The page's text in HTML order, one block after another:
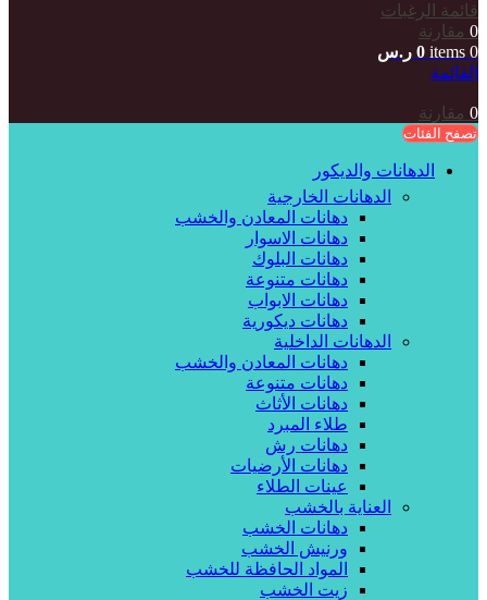
قائمة الرغبات
0 مقارنة
0
items
0 ر.س
القائمة
0 مقارنة
تصفح الفئات
الدهانات والديكور
الدهانات الخارجية
دهانات المعادن والخشب
دهانات الاسوار
دهانات البلوك
دهانات متنوعة
دهانات الابواب
دهانات ديكورية
الدهانات الداخلية
دهانات المعادن والخشب
دهانات متنوعة
دهانات الأثاث
طلاء المبرد
دهانات رش
دهانات الأرضيات
عينات الطلاء
العناية بالخشب
دهانات الخشب
ورنيش الخشب
المواد الحافظة للخشب
زيت الخشب